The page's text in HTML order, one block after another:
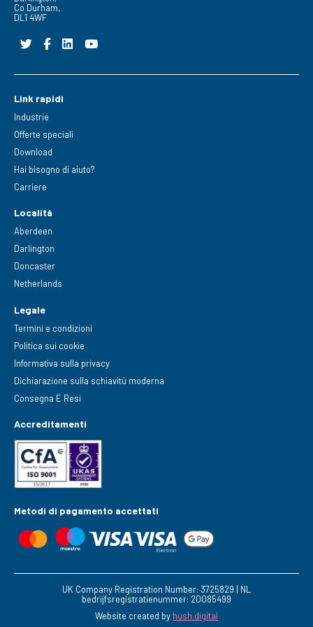
Co Durham,
DL1 4WF
Link rapidi
Industrie
Offerte speciali
Download
Hai bisogno di aiuto?
Carriere
Località
Aberdeen
Darlington
Doncaster
Netherlands
Legale
Termini e condizioni
Politica sui cookie
Informativa sulla privacy
Dichiarazione sulla schiavitù moderna
Consegna E Resi
Accreditamenti
Metodi di pagamento accettati
UK Company Registration Number: 3725829 | NL
bedrijfsregistratienummer: 20085499
Website created by hush.digital